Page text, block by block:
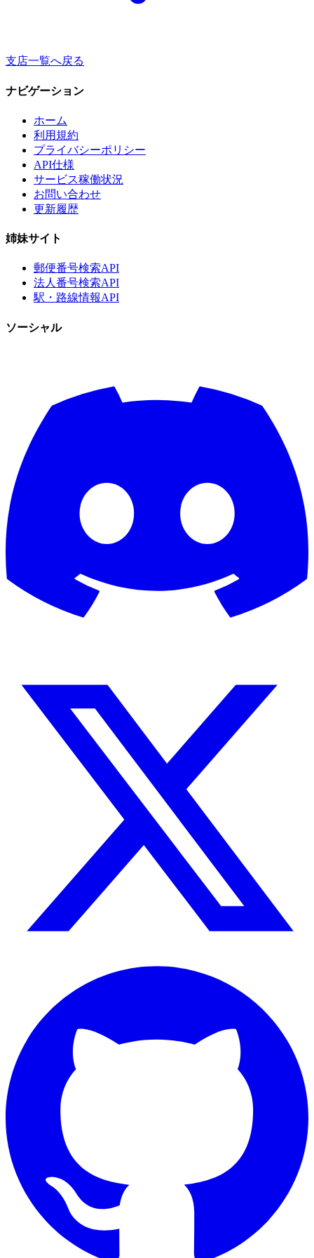
支店一覧へ戻る
ナビゲーション
ホーム
利用規約
プライバシーポリシー
API仕様
サービス稼働状況
お問い合わせ
更新履歴
姉妹サイト
郵便番号検索API
法人番号検索API
駅・路線情報API
ソーシャル